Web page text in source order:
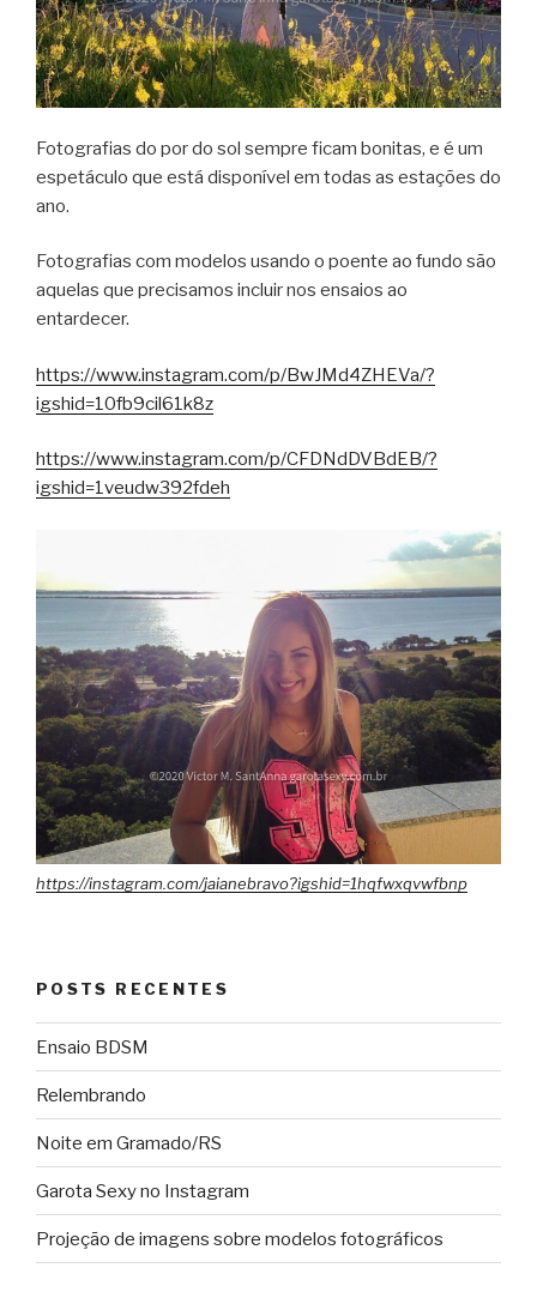
Fotografias do por do sol sempre ficam bonitas, e é um
espetáculo que está disponível em todas as estações do
ano.
Fotografias com modelos usando o poente ao fundo são
aquelas que precisamos incluir nos ensaios ao
entardecer.
https://www.instagram.com/p/BwJMd4ZHEVa/?
igshid=10fb9cil61k8z
https://www.instagram.com/p/CFDNdDVBdEB/?
igshid=1veudw392fdeh
https://instagram.com/jaianebravo?igshid=1hqfwxqvwfbnp
POSTS RECENTES
Ensaio BDSM
Relembrando
Noite em Gramado/RS
Garota Sexy no Instagram
Projeção de imagens sobre modelos fotográficos